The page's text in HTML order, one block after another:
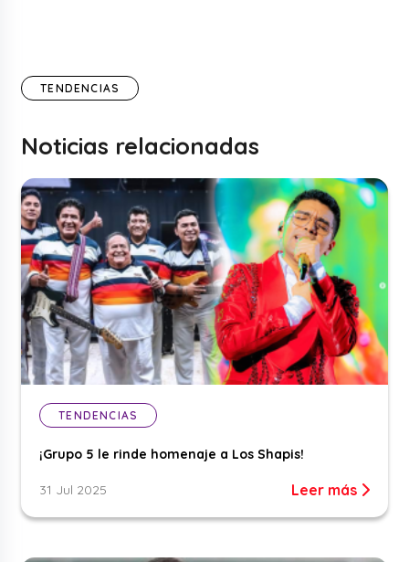
TENDENCIAS
Noticias relacionadas
TENDENCIAS
¡Grupo 5 le rinde homenaje a Los Shapis!
31 Jul 2025 Leer más